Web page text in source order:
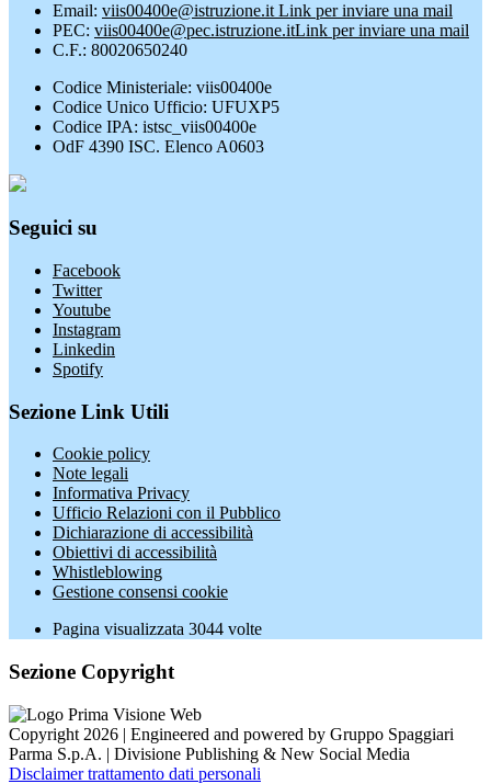
Email: viis00400e@istruzione.it Link per inviare una mail
PEC: viis00400e@pec.istruzione.itLink per inviare una mail
C.F.: 80020650240
Codice Ministeriale: viis00400e
Codice Unico Ufficio: UFUXP5
Codice IPA: istsc_viis00400e
OdF 4390 ISC. Elenco A0603
Seguici su
Facebook
Twitter
Youtube
Instagram
Linkedin
Spotify
Sezione Link Utili
Cookie policy
Note legali
Informativa Privacy
Ufficio Relazioni con il Pubblico
Dichiarazione di accessibilità
Obiettivi di accessibilità
Whistleblowing
Gestione consensi cookie
Pagina visualizzata 3044 volte
Sezione Copyright
Copyright 2026 | Engineered and powered by Gruppo Spaggiari
Parma S.p.A. | Divisione Publishing & New Social Media
Disclaimer trattamento dati personali